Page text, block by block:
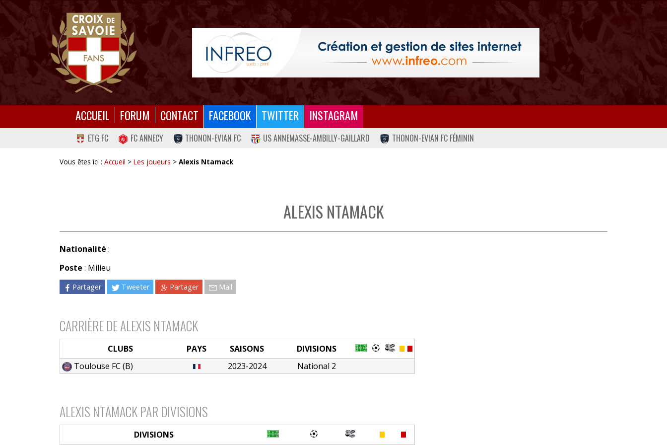
ACCUEIL FORUM CONTACT FACEBOOK TWITTER INSTAGRAM
ETG FC FC ANNECY THONON-EVIAN FC US ANNEMASSE-AMBILLY-GAILLARD THONON-EVIAN FC FÉMININ
Vous êtes ici : Accueil > Les joueurs > Alexis Ntamack
ALEXIS NTAMACK
Nationalité :
Poste : Milieu
Partager Tweeter Partager Mail
CARRIÈRE DE ALEXIS NTAMACK
CLUBS PAYS SAISONS
DIVISIONS
Toulouse FC (B)
2023-2024 National 2
ALEXIS NTAMACK PAR DIVISIONS
DIVISIONS